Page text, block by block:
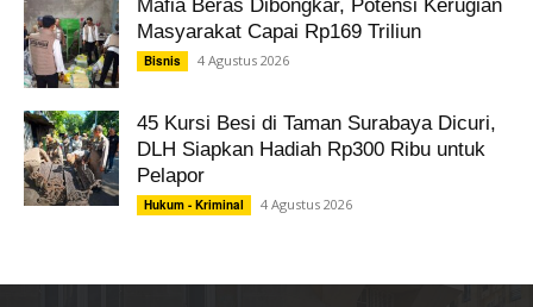
Mafia Beras Dibongkar, Potensi Kerugian
Masyarakat Capai Rp169 Triliun
Bisnis 4 Agustus 2026
45 Kursi Besi di Taman Surabaya Dicuri,
DLH Siapkan Hadiah Rp300 Ribu untuk
Pelapor
Hukum - Kriminal 4 Agustus 2026